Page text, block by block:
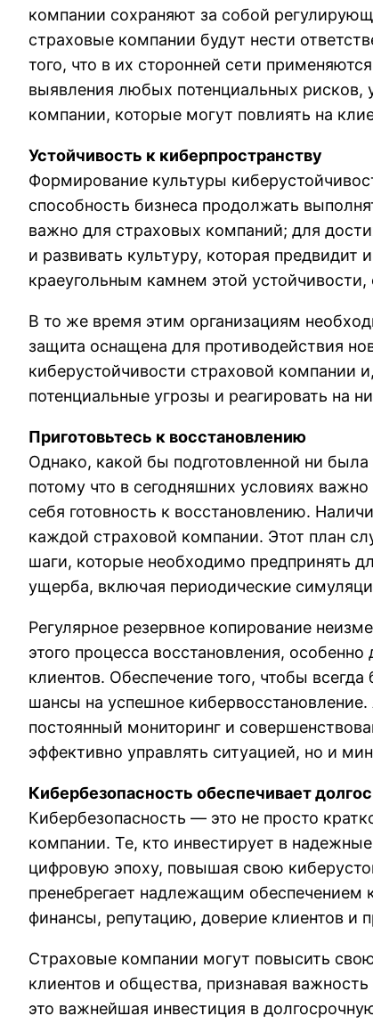
компании сохраняют за собой
страховые компании будут нести
того, что в их сторонней сети
выявления любых потенциальных рисков,
компании, которые могут повлиять на
Устойчивость к киберпространству
Формирование культуры
способность бизнеса продолжать
важно для страховых компаний; для
и развивать культуру, которая
краеугольным камнем этой
В то же время этим организациям
защита оснащена для противодействия
киберустойчивости страховой компании
потенциальные угрозы и реагировать
Приготовьтесь к восстановлению
Однако, какой бы подготовленной ни
потому что в сегодняшних условиях
себя готовность к восстановлению.
каждой страховой компании. Этот план
шаги, которые необходимо предпринять
ущерба, включая периодические
Регулярное резервное копирование
этого процесса восстановления,
клиентов. Обеспечение того, чтобы
шансы на успешное
постоянный мониторинг и
эффективно управлять ситуацией, но и
Кибербезопасность обеспечивает
Кибербезопасность — это не просто
компании. Те, кто инвестирует в
цифровую эпоху, повышая свою
пренебрегает надлежащим обеспечением
финансы, репутацию, доверие клиентов и
Страховые компании могут повысить
клиентов и общества, признавая
это важнейшая инвестиция в